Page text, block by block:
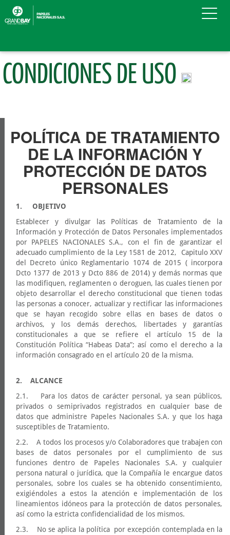
CONDICIONES DE USO
POLÍTICA DE TRATAMIENTO
DE LA INFORMACIÓN Y
PROTECCIÓN DE DATOS
PERSONALES
1. OBJETIVO
Establecer y divulgar las Políticas de Tratamiento de la
Información y Protección de Datos Personales implementados
por PAPELES NACIONALES S.A., con el fin de garantizar el
adecuado cumplimiento de la Ley 1581 de 2012, Capitulo XXV
del Decreto único Reglamentario 1074 de 2015 ( incorpora
Dcto 1377 de 2013 y Dcto 886 de 2014) y demás normas que
las modifiquen, reglamenten o deroguen, las cuales tienen por
objeto desarrollar el derecho constitucional que tienen todas
las personas a conocer, actualizar y rectificar las informaciones
que se hayan recogido sobre ellas en bases de datos o
archivos, y los demás derechos, libertades y garantías
constitucionales a que se refiere el artículo 15 de la
Constitución Política “Habeas Data”; así como el derecho a la
información consagrado en el artículo 20 de la misma.
2. ALCANCE
2.1. Para los datos de carácter personal, ya sean públicos,
privados o semiprivados registrados en cualquier base de
datos que administre Papeles Nacionales S.A. y que los haga
susceptibles de Tratamiento.
2.2. A todos los procesos y/o Colaboradores que trabajen con
bases de datos personales por el cumplimiento de sus
funciones dentro de Papeles Nacionales S.A. y cualquier
persona natural o jurídica, que la Compañía le encargue datos
personales, sobre los cuales se ha obtenido consentimiento,
exigiéndoles a estos la atención e implementación de los
lineamientos idóneos para la protección de datos personales,
así como la estricta confidencialidad de los mismos.
2.3. No se aplica la política por excepción contemplada en la